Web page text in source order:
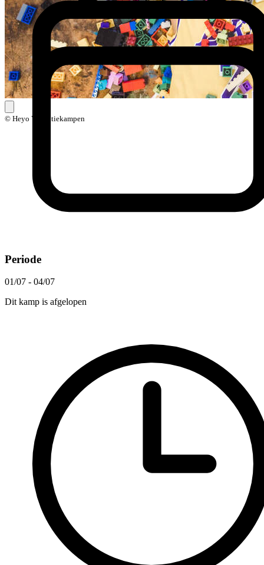
© Heyo Vakantiekampen
Periode
01/07 - 04/07
Dit kamp is afgelopen